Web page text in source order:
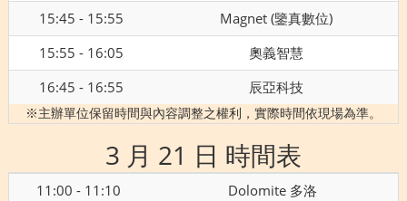
15:45 - 15:55
Magnet (鑒真數位)
15:55 - 16:05
奧義智慧
16:45 - 16:55
辰亞科技
※主辦單位保留時間與內容調整之權利，實際時間依現場為準。
3 月 21 日 時間表
11:00 - 11:10
Dolomite 多洛